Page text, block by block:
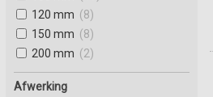
120 mm (8)
150 mm (8)
200 mm (2)
Afwerking